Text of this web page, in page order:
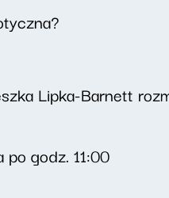
Lipka-Barnett
po godz. 11:00